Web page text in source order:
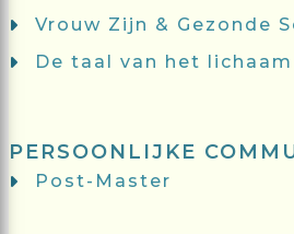
Vrouw Zijn & Gezonde
De taal van het lichaam
PERSOONLIJKE
Post-Master